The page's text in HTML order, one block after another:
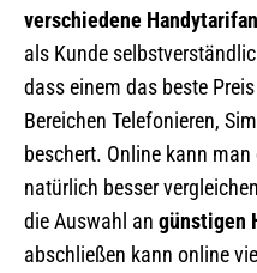
verschiedene
als Kunde
dass einem das beste
Bereichen Telefonieren,
beschert. Online kann
natürlich besser
die Auswahl an günstigen
abschließen kann online